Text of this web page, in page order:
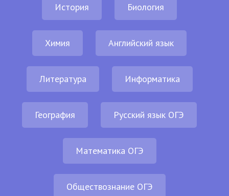
История Биология
Химия Английский язык
Литература Информатика
География Русский язык ОГЭ
Математика ОГЭ
Обществознание ОГЭ